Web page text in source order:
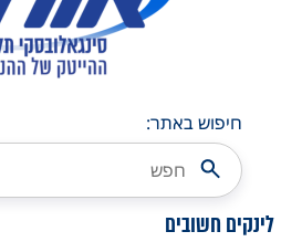
חיפוש באתר:
לינקים חשובים